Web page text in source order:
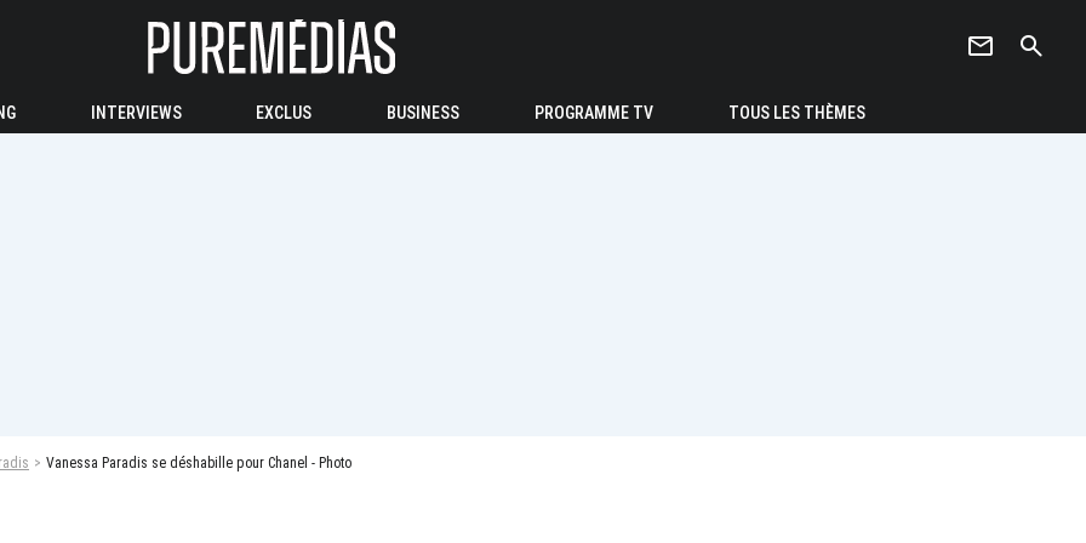
newsletter search
INTERVIEWS EXCLUS BUSINESS PROGRAMME TV TOUS LES THÈMES
Vanessa Paradis se déshabille pour Chanel - Photo